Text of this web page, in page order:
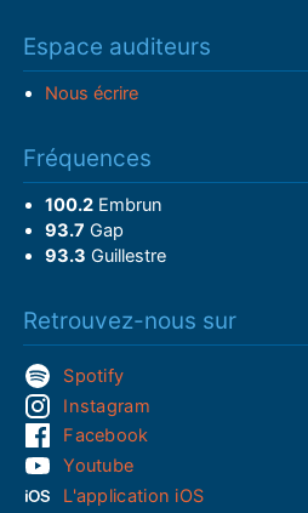
Espace auditeurs
Nous écrire
Fréquences
100.2Embrun
93.7 Gap
93.3 Guillestre
Retrouvez-nous sur
Spotify
Instagram
Facebook
Youtube
L'application iOS